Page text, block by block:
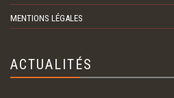
MENTIONS LÉGALES
ACTUALITÉS